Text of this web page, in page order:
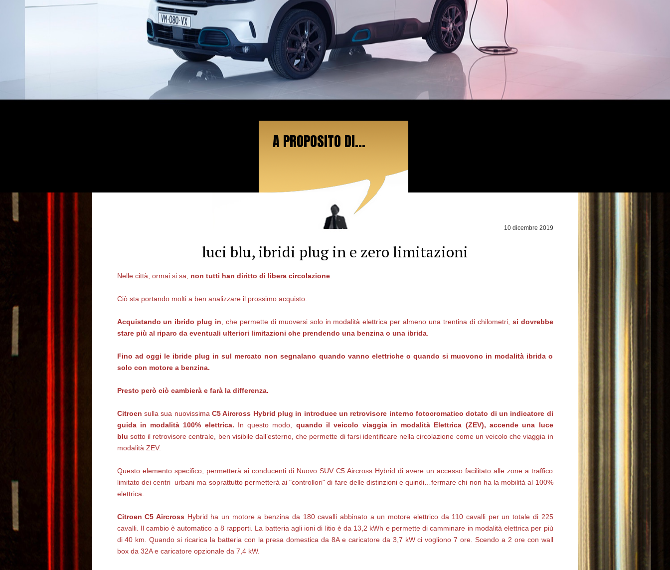
A PROPOSITO DI...
10 dicembre 2019
luci blu, ibridi plug in e zero limitazioni
Nelle città, ormai si sa, non tutti han diritto di libera circolazione.
Ciò sta portando molti a ben analizzare il prossimo acquisto.
Acquistando un ibrido plug in, che permette di muoversi solo in modalità elettrica per almeno una trentina di chilometri, si dovrebbe
stare più al riparo da eventuali ulteriori limitazioni che prendendo una benzina o una ibrida.
Fino ad oggi le ibride plug in sul mercato non segnalano quando vanno elettriche o quando si muovono in modalità ibrida o
solo con motore a benzina.
Presto però ciò cambierà e farà la differenza.
Citroen sulla sua nuovissima C5 Aircross Hybrid plug in introduce un retrovisore interno fotocromatico dotato di un indicatore di
guida in modalità 100% elettrica. In questo modo, quando il veicolo viaggia in modalità Elettrica (ZEV), accende una luce
blu sotto il retrovisore centrale, ben visibile dall’esterno, che permette di farsi identificare nella circolazione come un veicolo che viaggia in
modalità ZEV.
Questo elemento specifico, permetterà ai conducenti di Nuovo SUV C5 Aircross Hybrid di avere un accesso facilitato alle zone a traffico
limitato dei centri urbani ma soprattutto permetterà ai "controllori" di fare delle distinzioni e quindi…fermare chi non ha la mobilità al 100%
elettrica.
Citroen C5 Aircross Hybrid ha un motore a benzina da 180 cavalli abbinato a un motore elettrico da 110 cavalli per un totale di 225
cavalli. Il cambio è automatico a 8 rapporti. La batteria agli ioni di litio è da 13,2 kWh e permette di camminare in modalità elettrica per più
di 40 km. Quando si ricarica la batteria con la presa domestica da 8A e caricatore da 3,7 kW ci vogliono 7 ore. Scendo a 2 ore con wall
box da 32A e caricatore opzionale da 7,4 kW.